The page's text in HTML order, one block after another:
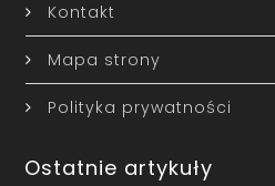
Kontakt
Mapa strony
Polityka prywatności
Ostatnie artykuły